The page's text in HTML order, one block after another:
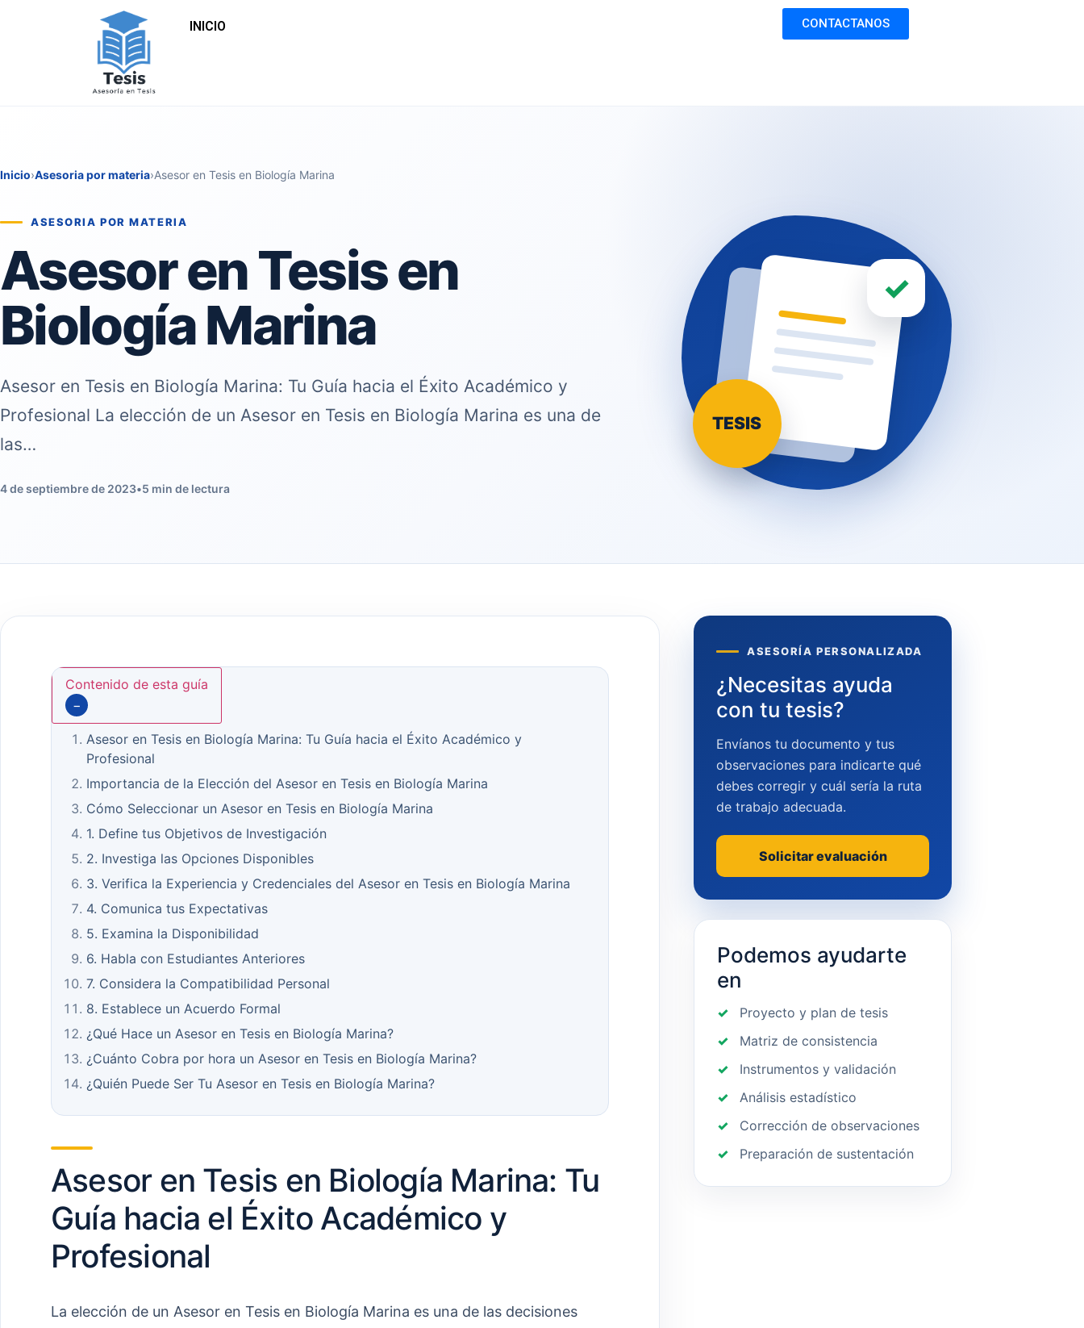
INICIO CONTACTANOS
Inicio›Asesoria por materia›Asesor en Tesis en Biología Marina
ASESORIA POR MATERIA
Asesor en Tesis en
Biología Marina
Asesor en Tesis en Biología Marina: Tu Guía hacia el Éxito Académico y
Profesional La elección de un Asesor en Tesis en Biología Marina es una de
las…
4 de septiembre de 2023•5 min de lectura
✓
TESIS
Contenido de esta guía
−
Asesor en Tesis en Biología Marina: Tu Guía hacia el Éxito Académico y
Profesional
Importancia de la Elección del Asesor en Tesis en Biología Marina
Cómo Seleccionar un Asesor en Tesis en Biología Marina
1. Define tus Objetivos de Investigación
2. Investiga las Opciones Disponibles
3. Verifica la Experiencia y Credenciales del Asesor en Tesis en Biología Marina
4. Comunica tus Expectativas
5. Examina la Disponibilidad
6. Habla con Estudiantes Anteriores
7. Considera la Compatibilidad Personal
8. Establece un Acuerdo Formal
¿Qué Hace un Asesor en Tesis en Biología Marina?
¿Cuánto Cobra por hora un Asesor en Tesis en Biología Marina?
¿Quién Puede Ser Tu Asesor en Tesis en Biología Marina?
Asesor en Tesis en Biología Marina: Tu
Guía hacia el Éxito Académico y
Profesional
La elección de un Asesor en Tesis en Biología Marina es una de las decisiones
ASESORÍA PERSONALIZADA
¿Necesitas ayuda
con tu tesis?
Envíanos tu documento y tus
observaciones para indicarte qué
debes corregir y cuál sería la ruta
de trabajo adecuada.
Solicitar evaluación
Podemos ayudarte
en
Proyecto y plan de tesis
Matriz de consistencia
Instrumentos y validación
Análisis estadístico
Corrección de observaciones
Preparación de sustentación